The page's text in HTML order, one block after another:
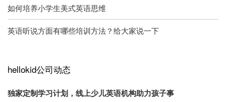
如何培养小学生美式英语思维
英语听说方面有哪些培训方法？给大家说一下
hellokid公司动态
独家定制学习计划，线上少儿英语机构助力孩子事